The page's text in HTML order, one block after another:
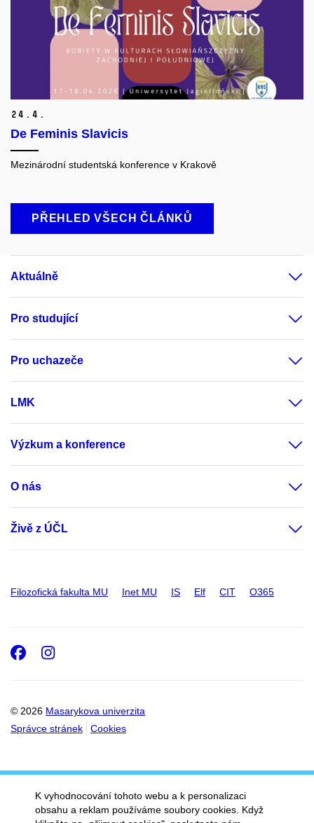
24. 4.
De Feminis Slavicis
Mezinárodní studentská konference v Krakově
PŘEHLED VŠECH ČLÁNKŮ
Aktuálně
Pro studující
Pro uchazeče
LMK
Výzkum a konference
O nás
Živě z ÚČL
Filozofická fakulta MU Inet MU IS Elf CIT O365
© 2026 Masarykova univerzita
Správce stránek
Cookies
Facebook
Instagram
K vyhodnocování tohoto webu a k personalizaci
obsahu a reklam používáme soubory cookies. Když